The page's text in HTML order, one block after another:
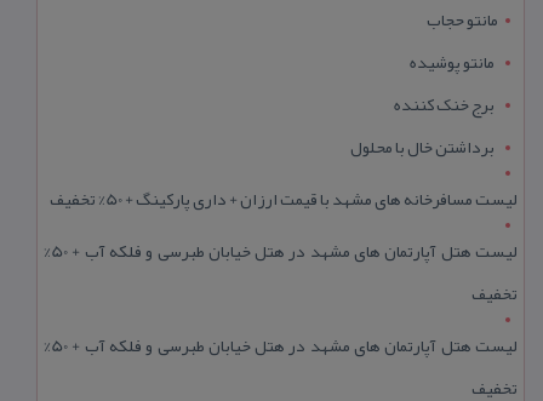
مانتو حجاب
مانتو پوشیده
برج خنک کننده
برداشتن خال با محلول
لیست مسافرخانه های مشهد با قیمت ارزان + داری پارکینگ + 50% تخفیف
لیست هتل آپارتمان های مشهد در هتل خیابان طبرسی و فلکه آب + 50%
تخفیف
لیست هتل آپارتمان های مشهد در هتل خیابان طبرسی و فلکه آب + 50%
تخفیف